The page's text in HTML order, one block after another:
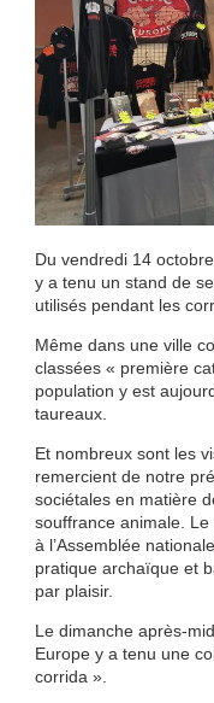
Du vendredi 14
y a tenu un stand de
utilisés pendant les
Même dans une ville
classées « première
population y est
taureaux.
Et nombreux sont les
remercient de notre
sociétales en matière
souffrance animale.
à l’Assemblée
pratique archaïque et
par plaisir.
Le dimanche après-
Europe y a tenu une
corrida ».